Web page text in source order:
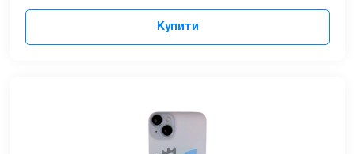
Купити